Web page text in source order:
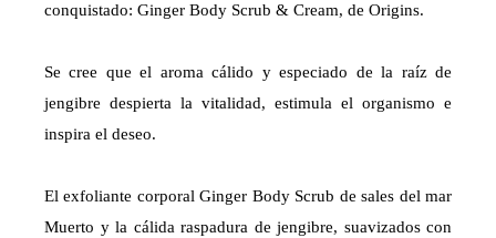
conquistado: Ginger Body Scrub & Cream, de Origins.
Se cree que el aroma cálido y especiado de la raíz de
jengibre despierta la vitalidad, estimula el organismo e
inspira el deseo.
El exfoliante corporal Ginger Body Scrub de sales del mar
Muerto y la cálida raspadura de jengibre, suavizados con